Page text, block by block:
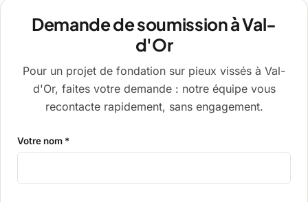
Demande de soumission à Val-
d'Or
Pour un projet de fondation sur pieux vissés à Val-
d'Or, faites votre demande : notre équipe vous
recontacte rapidement, sans engagement.
Votre nom *